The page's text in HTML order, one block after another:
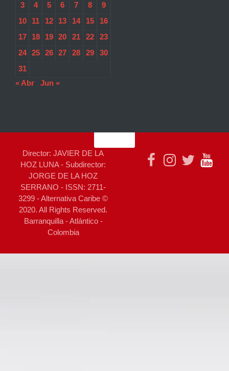
3
4 5 6 7 8
9
10
11 12 13 14 15
16
17
18 19 20 21 22
23
24
25 26 27 28 29
30
31
« Abr
Jun »
Director: JAVIER DE LA
HOZ LUNA - Subdirector:
JORGE DE LA HOZ
SERRANO - ISSN: 2711-
3299 - Alternativa Caribe ©
2020. All Rights Reserved.
Barranquilla - Atlántico -
Colombia